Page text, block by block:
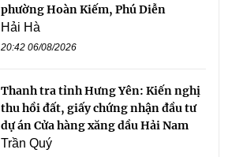
phường Hoàn Kiếm, Phú Diễn
Hải Hà
20:42 06/08/2026
Thanh tra tỉnh Hưng Yên: Kiến nghị
thu hồi đất, giấy chứng nhận đầu tư
dự án Cửa hàng xăng dầu Hải Nam
Trần Quý